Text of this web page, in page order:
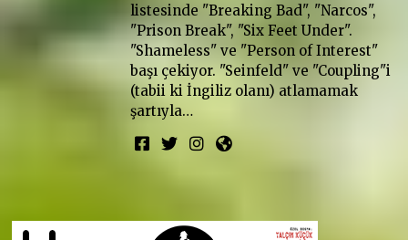
listesinde "Breaking Bad", "Narcos",
"Prison Break", "Six Feet Under".
"Shameless" ve "Person of Interest"
başı çekiyor. "Seinfeld" ve "Coupling"i
(tabii ki İngiliz olanı) atlamamak
şartıyla…